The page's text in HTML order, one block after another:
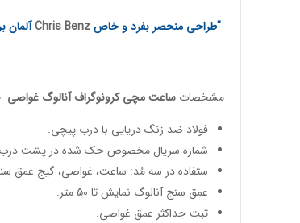
"طراحی منحصر بفرد و خاصChris Benzآلمان
مشخصات ساعت مچی کرونوگراف آنالوگ غواصی
فولاد ضد زنگ دریایی با درب پیچی.
شماره سریال مخصوص حک شده در پشت
ستفاده در سه مُد: ساعت، غواصی، گیج عمق
عمق سنج آنالوگ نمایش تا 50 متر.
ثبت حداکثر عمق غواصی.